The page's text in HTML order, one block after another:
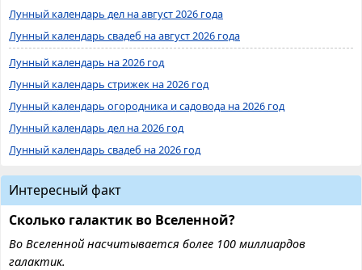
Лунный календарь дел на август 2026 года
Лунный календарь свадеб на август 2026 года
Лунный календарь на 2026 год
Лунный календарь стрижек на 2026 год
Лунный календарь огородника и садовода на 2026 год
Лунный календарь дел на 2026 год
Лунный календарь свадеб на 2026 год
Интересный факт
Сколько галактик во Вселенной?
Во Вселенной насчитывается более 100 миллиардов
галактик.